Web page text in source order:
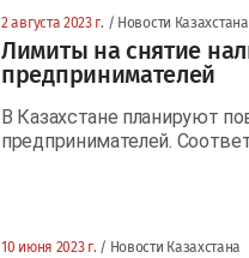
2 августа 2023 г. / Новости Казахстана
Лимиты на снятие
предпринимателей
В Казахстане планируют
предпринимателей.
10 июня 2023 г. / Новости Казахстана